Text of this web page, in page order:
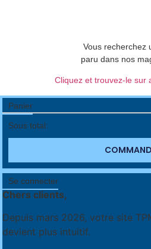
Vous recherchez
paru dans nos
Cliquez et trouvez-le sur
Panier
Sous total:
Se connecter
Chers clients,
Depuis mars 2026, votre site
devient plus intuitif.